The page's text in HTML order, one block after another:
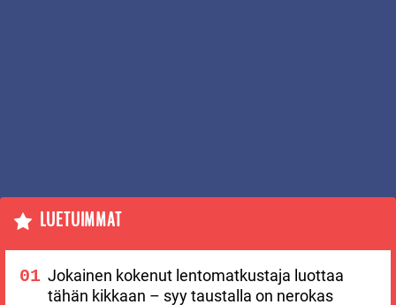
LUETUIMMAT
Jokainen kokenut lentomatkustaja luottaa
tähän kikkaan – syy taustalla on nerokas